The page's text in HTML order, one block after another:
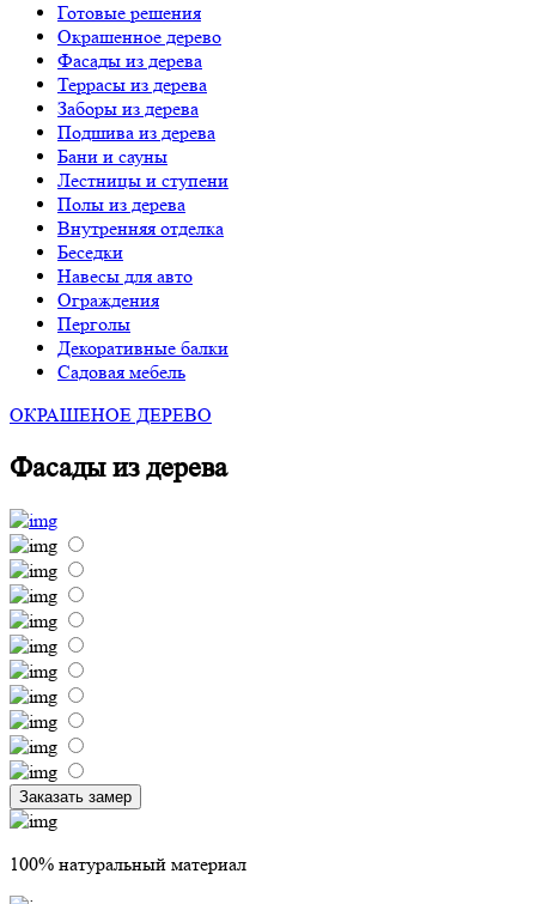
Готовые решения
Окрашенное дерево
Фасады из дерева
Террасы из дерева
Заборы из дерева
Подшива из дерева
Бани и сауны
Лестницы и ступени
Полы из дерева
Внутренняя отделка
Беседки
Навесы для авто
Ограждения
Перголы
Декоративные балки
Садовая мебель
ОКРАШЕНОЕ ДЕРЕВО
Фасады из дерева
Заказать замер
100% натуральный материал